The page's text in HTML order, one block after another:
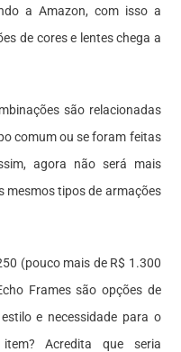
a Amazon, com isso a
de cores e lentes chega a
são relacionadas
comum ou se foram feitas
agora não será mais
mesmos tipos de armações
(pouco mais de R$ 1.300
Frames são opções de
e necessidade para o
Acredita que seria